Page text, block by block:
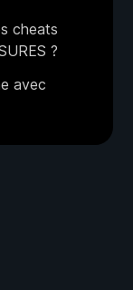
cheats
?
avec